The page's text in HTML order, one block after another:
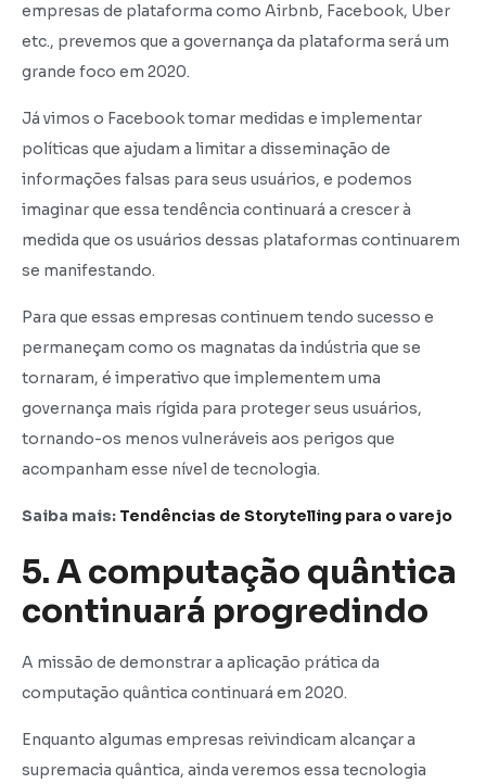
empresas de plataforma como Airbnb, Facebook, Uber
etc., prevemos que a governança da plataforma será um
grande foco em 2020.
Já vimos o Facebook tomar medidas e implementar
políticas que ajudam a limitar a disseminação de
informações falsas para seus usuários, e podemos
imaginar que essa tendência continuará a crescer à
medida que os usuários dessas plataformas continuarem
se manifestando.
Para que essas empresas continuem tendo sucesso e
permaneçam como os magnatas da indústria que se
tornaram, é imperativo que implementem uma
governança mais rígida para proteger seus usuários,
tornando-os menos vulneráveis aos perigos que
acompanham esse nível de tecnologia.
Saiba mais: Tendências de Storytelling para o varejo
5. A computação quântica
continuará progredindo
A missão de demonstrar a aplicação prática da
computação quântica continuará em 2020.
Enquanto algumas empresas reivindicam alcançar a
supremacia quântica, ainda veremos essa tecnologia